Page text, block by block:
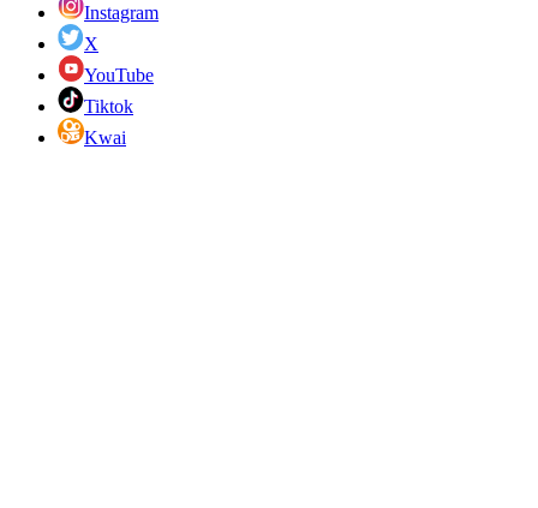
Instagram
X
YouTube
Tiktok
Kwai